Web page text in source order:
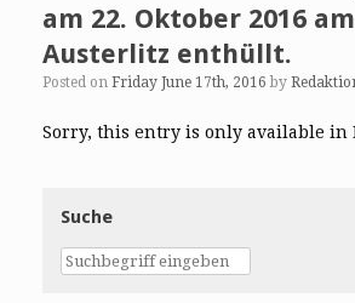
am 22. Oktober 2016
Austerlitz enthüllt.
Posted on Friday June 17th, 2016 by
Sorry, this entry is only available in
Suche